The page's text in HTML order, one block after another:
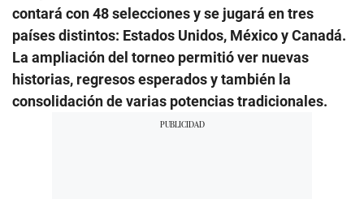
contará con 48 selecciones y se jugará en tres
países distintos: Estados Unidos, México y Canadá.
La ampliación del torneo permitió ver nuevas
historias, regresos esperados y también la
consolidación de varias potencias tradicionales.